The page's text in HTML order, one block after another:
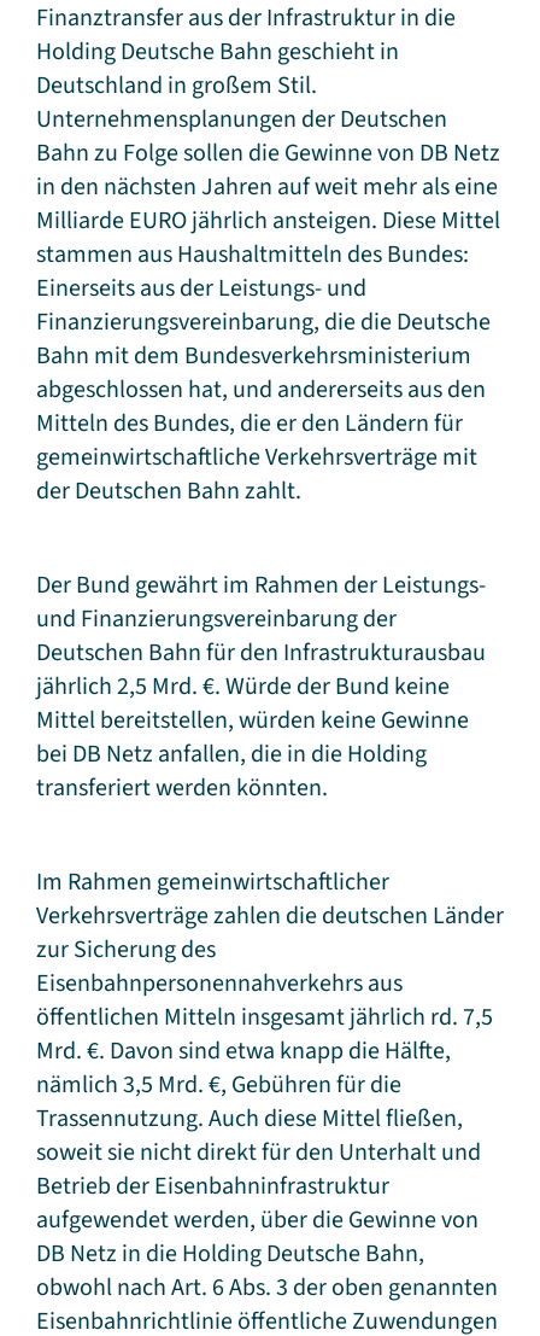
Finanztransfer aus der Infrastruktur in die
Holding Deutsche Bahn geschieht in
Deutschland in großem Stil.
Unternehmensplanungen der Deutschen
Bahn zu Folge sollen die Gewinne von DB Netz
in den nächsten Jahren auf weit mehr als eine
Milliarde EURO jährlich ansteigen. Diese Mittel
stammen aus Haushaltmitteln des Bundes:
Einerseits aus der Leistungs- und
Finanzierungsvereinbarung, die die Deutsche
Bahn mit dem Bundesverkehrsministerium
abgeschlossen hat, und andererseits aus den
Mitteln des Bundes, die er den Ländern für
gemeinwirtschaftliche Verkehrsverträge mit
der Deutschen Bahn zahlt.
Der Bund gewährt im Rahmen der Leistungs-
und Finanzierungsvereinbarung der
Deutschen Bahn für den Infrastrukturausbau
jährlich 2,5 Mrd. €. Würde der Bund keine
Mittel bereitstellen, würden keine Gewinne
bei DB Netz anfallen, die in die Holding
transferiert werden könnten.
Im Rahmen gemeinwirtschaftlicher
Verkehrsverträge zahlen die deutschen Länder
zur Sicherung des
Eisenbahnpersonennahverkehrs aus
öffentlichen Mitteln insgesamt jährlich rd. 7,5
Mrd. €. Davon sind etwa knapp die Hälfte,
nämlich 3,5 Mrd. €, Gebühren für die
Trassennutzung. Auch diese Mittel fließen,
soweit sie nicht direkt für den Unterhalt und
Betrieb der Eisenbahninfrastruktur
aufgewendet werden, über die Gewinne von
DB Netz in die Holding Deutsche Bahn,
obwohl nach Art. 6 Abs. 3 der oben genannten
Eisenbahnrichtlinie öffentliche Zuwendungen